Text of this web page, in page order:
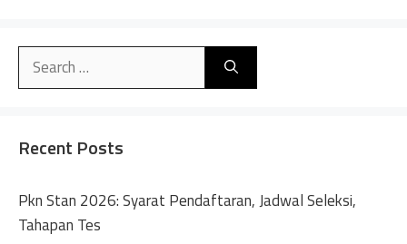
Search
Recent Posts
Pkn Stan 2026: Syarat Pendaftaran, Jadwal Seleksi,
Tahapan Tes